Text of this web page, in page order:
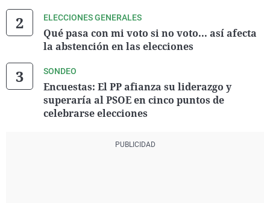
ELECCIONES GENERALES
Qué pasa con mi voto si no voto... así afecta
la abstención en las elecciones
SONDEO
Encuestas: El PP afianza su liderazgo y
superaría al PSOE en cinco puntos de
celebrarse elecciones